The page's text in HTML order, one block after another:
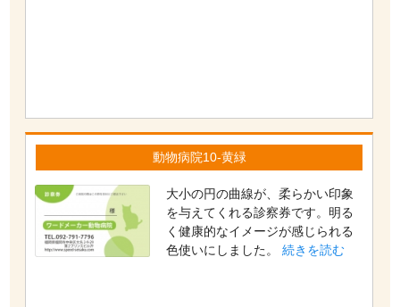
動物病院10-黄緑
大小の円の曲線が、柔らかい印象
を与えてくれる診察券です。明る
く健康的なイメージが感じられる
色使いにしました。続きを読む